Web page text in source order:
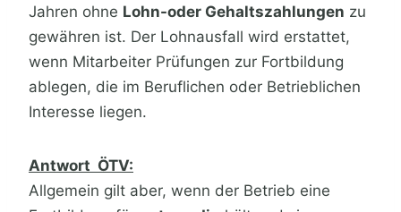
Jahren ohne Lohn-oder Gehaltszahlungen zu
gewähren ist. Der Lohnausfall wird erstattet,
wenn Mitarbeiter Prüfungen zur Fortbildung
ablegen, die im Beruflichen oder Betrieblichen
Interesse liegen.
Antwort ÖTV:
Allgemein gilt aber, wenn der Betrieb eine